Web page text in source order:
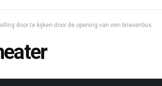
door te kijken door de opening van een brievenbus